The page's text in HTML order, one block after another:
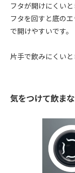
フタが開けにくい
フタを回すと底の
で開けやすいです。
片手で飲みにくいと
気をつけて飲ま